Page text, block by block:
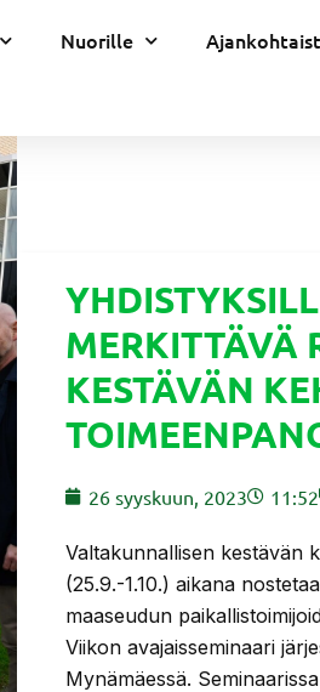
Nuorille
MERKITTÄVÄ
KESTÄVÄN
26 syyskuun, 2023 11:52
Valtakunnallisen kestävän
(25.9.-1.10.) aikana
maaseudun
Viikon avajaisseminaari
Mynämäessä.